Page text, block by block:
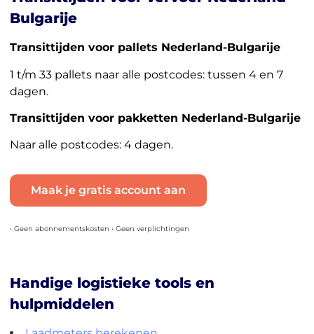
Bulgarije
Transittijden voor pallets Nederland-Bulgarije
1 t/m 33 pallets naar alle postcodes: tussen 4 en 7
dagen.
Transittijden voor pakketten Nederland-Bulgarije
Naar alle postcodes: 4 dagen.
Maak je gratis account aan
• Geen abonnementskosten • Geen verplichtingen
Handige logistieke tools en
hulpmiddelen